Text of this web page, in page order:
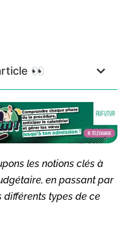
👀
les notions clés à
en passant par
différents types de ce